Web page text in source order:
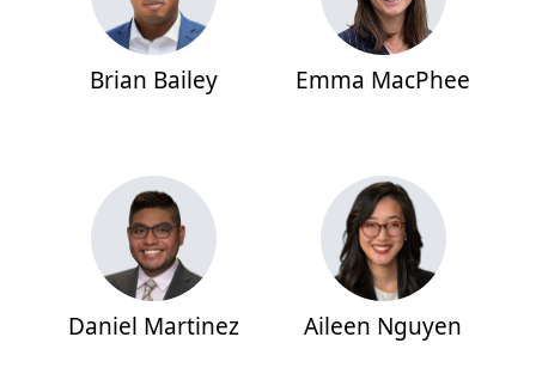
Brian Bailey Emma MacPhee
Daniel Martinez Aileen Nguyen